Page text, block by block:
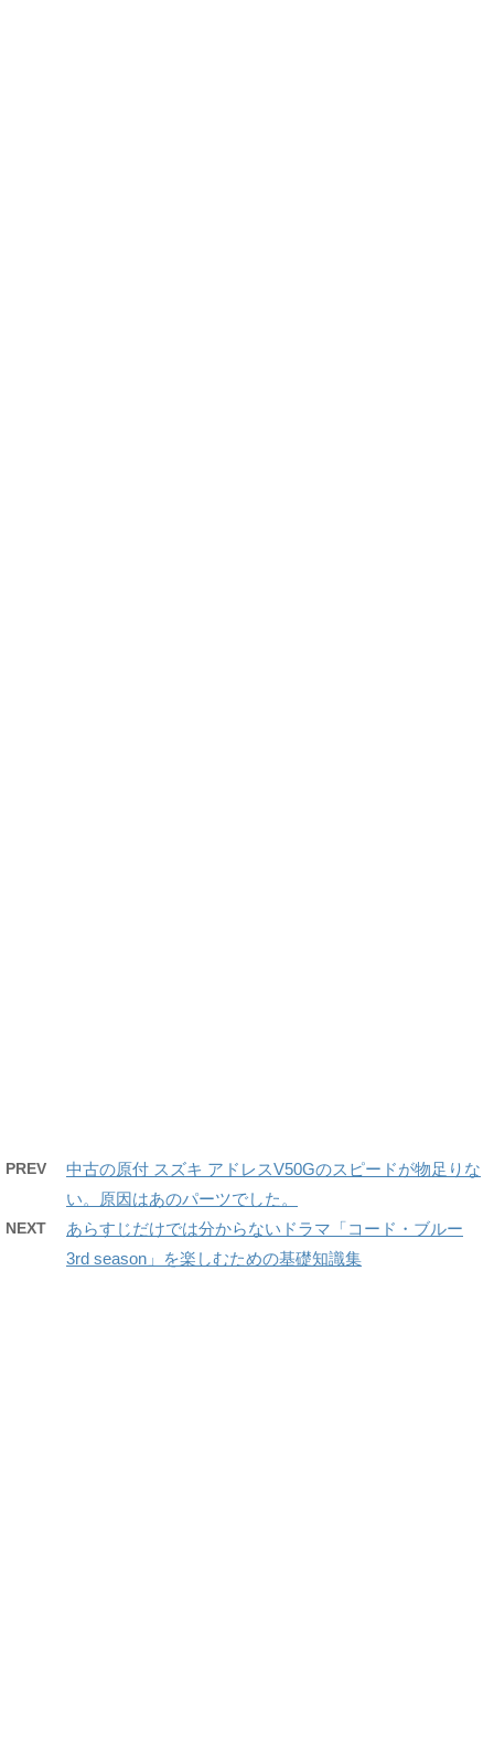
PREV
中古の原付 スズキ アドレスV50Gのスピードが物足りな
い。原因はあのパーツでした。
NEXT
あらすじだけでは分からないドラマ「コード・ブルー
3rd season」を楽しむための基礎知識集